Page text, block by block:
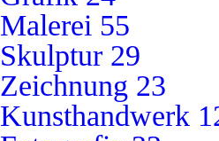
Malerei 55
Skulptur 29
Zeichnung 23
Kunsthandwerk